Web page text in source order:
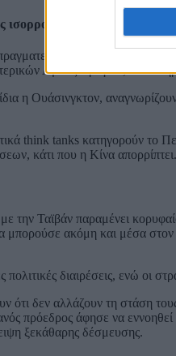
ισορροπίες
λύση στη
Αμπάς Αραγτσί, ενώ
η Ουάσινγκτον,
think tanks κατηγορούν το
κάτι που η Κίνα απορρίπτει.
την Ταϊβάν παραμένει
μπορούσε ακόμη και μέσα
πολιτικές διαιρέσεις, ενώ οι
δεν αλλάζουν τη στάση
πρόεδρος άφησε να εννοηθεί
ξεκάθαρης δέσμευσης.